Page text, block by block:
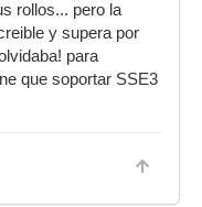
rollos... pero la
y supera por
para
que soportar SSE3